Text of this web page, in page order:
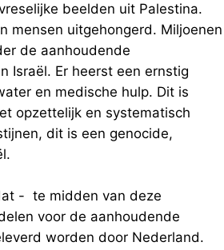
beelden uit Palestina.
mensen uitgehongerd. Miljoenen
de aanhoudende
Israël. Er heerst een ernstig
en medische hulp. Dit is
opzettelijk en systematisch
dit is een genocide,
- te midden van deze
voor de aanhoudende
worden door Nederland.